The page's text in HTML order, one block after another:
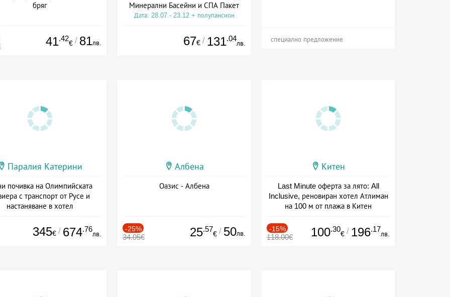
бряг
41.42
€ / 81лв.
Минерални Басейни и СПА Пакет
Дата: 28.07 - 23.12 + полупансион
67€ / 131.04
лв. специално предложение
Паралия Катерини
почивка на Олимпийската
с транспорт от Русе и
настаняване в хотел
345€ / 674.76
лв.
Албена
Оазис - Албена
-25%
34.05€ 25.57
€ / 50лв.
Китен
Last Minute оферта за лято: All
Inclusive, реновиран хотел Атлиман
на 100 м от плажа в Китен
-15%
118.00€ 100.30
€ / 196.17
лв.